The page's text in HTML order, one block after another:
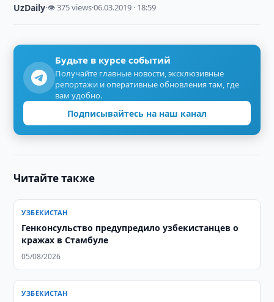
UzDaily·👁 375 views·06.03.2019 · 18:59
Будьте в курсе событий
Получайте главные новости, эксклюзивные
репортажи и оперативные обновления там, где
вам удобно.
Подписывайтесь на наш канал
Читайте также
УЗБЕКИСТАН
Генконсульство предупредило узбекистанцев о
кражах в Стамбуле
05/08/2026
УЗБЕКИСТАН